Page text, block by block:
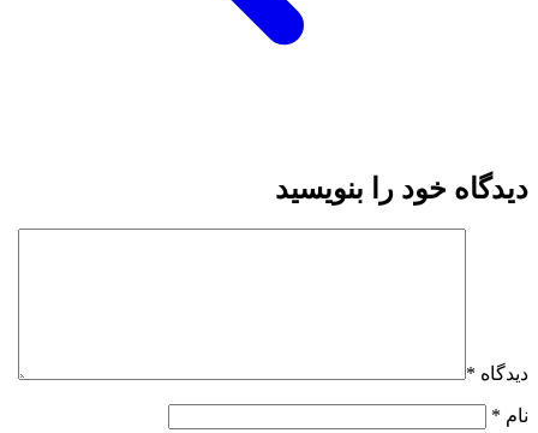
دیدگاه خود را بنویسید
دیدگاه *
نام *